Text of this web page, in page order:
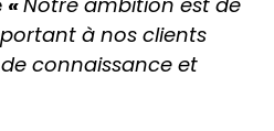
à nos clients
connaissance et